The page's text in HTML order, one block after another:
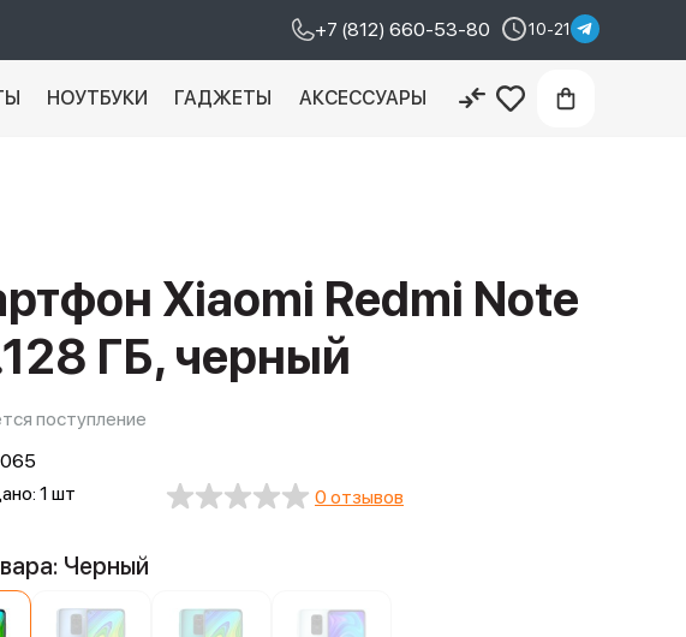
+7 (812) 660-53-80 10-21
НОУТБУКИ ГАДЖЕТЫ АКСЕССУАРЫ
Xiaomi Redmi Note
ГБ, черный
поступление
1 шт
0 отзывов
Черный